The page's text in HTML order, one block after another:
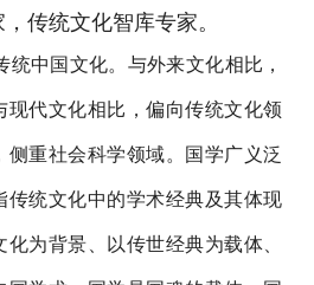
传统文化智库专家。
统中国文化。与外来文化相比，
现代文化相比，偏向传统文化领
侧重社会科学领域。国学广义泛
传统文化中的学术经典及其体现
为背景、以传世经典为载体、